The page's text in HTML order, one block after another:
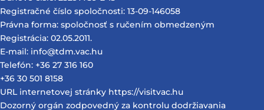
Registračné číslo spoločnosti: 13-09-146058
Právna forma: spoločnosť s ručením obmedzeným
Registrácia: 02.05.2011.
E-mail: info@tdm.vac.hu
Telefón: +36 27 316 160
+36 30 501 8158
URL internetovej stránky https://visitvac.hu
Dozorný orgán zodpovedný za kontrolu dodržiavania